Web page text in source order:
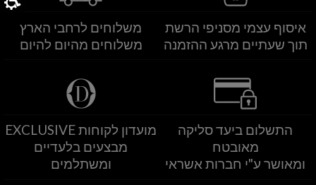
איסוף עצמי מסניפי הרשת
תוך שעתיים מרגע ההזמנה
משלוחים לרחבי הארץ
משלוחים מהיום להיום
התשלום ביעד סליקה
מאובטח
ומאושר ע"י חברות אשראי
מועדון לקוחות EXCLUSIVE
מבצעים בלעדיים
ומשתלמים